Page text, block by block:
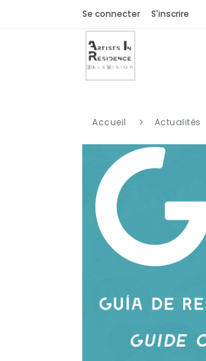
Se connecter S'inscrire
Accueil Actualités